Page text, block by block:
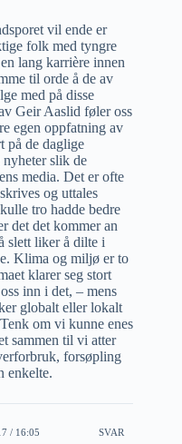
vil ende er
folk med tyngre
lang karrière innen
til orde å de av
med på disse
Geir Aaslid føler oss
egen oppfatning av
på de daglige
slik de
media. Det er ofte
og uttales
tro hadde bedre
det det kommer an
slett liker å dilte i
Klima og miljø er to
klarer seg stort
inn i det, – mens
globalt eller lokalt
om vi kunne enes
sammen til vi atter
forsøpling
enkelte.
/ 16:05 SVAR